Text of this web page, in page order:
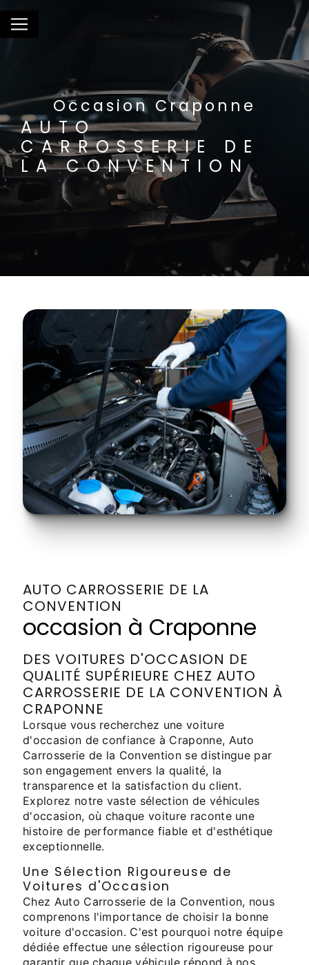
Occasion Craponne
AUTO
CARROSSERIE DE
LA CONVENTION
AUTO CARROSSERIE DE LA
CONVENTION
occasion à Craponne
DES VOITURES D'OCCASION DE
QUALITÉ SUPÉRIEURE CHEZ AUTO
CARROSSERIE DE LA CONVENTION À
CRAPONNE
Lorsque vous recherchez une voiture
d'occasion de confiance à Craponne, Auto
Carrosserie de la Convention se distingue par
son engagement envers la qualité, la
transparence et la satisfaction du client.
Explorez notre vaste sélection de véhicules
d'occasion, où chaque voiture raconte une
histoire de performance fiable et d'esthétique
exceptionnelle.
Une Sélection Rigoureuse de
Voitures d'Occasion
Chez Auto Carrosserie de la Convention, nous
comprenons l'importance de choisir la bonne
voiture d'occasion. C'est pourquoi notre équipe
dédiée effectue une sélection rigoureuse pour
Panneau de gestion des cookies